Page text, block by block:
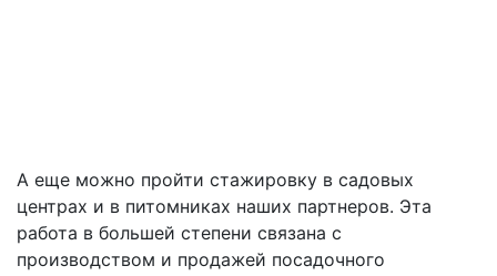
А еще можно пройти стажировку в садовых
центрах и в питомниках наших партнеров. Эта
работа в большей степени связана с
производством и продажей посадочного